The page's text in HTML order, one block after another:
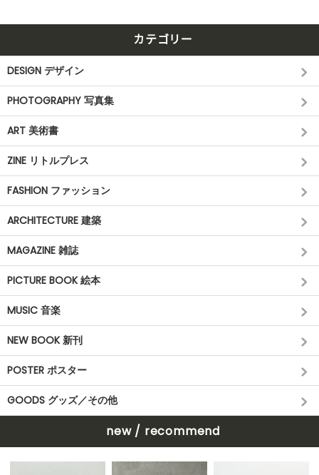
カテゴリー
DESIGN デザイン
PHOTOGRAPHY 写真集
ART 美術書
ZINE リトルプレス
FASHION ファッション
ARCHITECTURE 建築
MAGAZINE 雑誌
PICTURE BOOK 絵本
MUSIC 音楽
NEW BOOK 新刊
POSTER ポスター
GOODS グッズ／その他
new / recommend